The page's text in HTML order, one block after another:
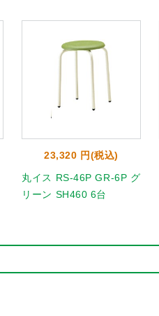
23,320 円(税込)
丸イス RS-46P GR-6P グ
リーン SH460 6台